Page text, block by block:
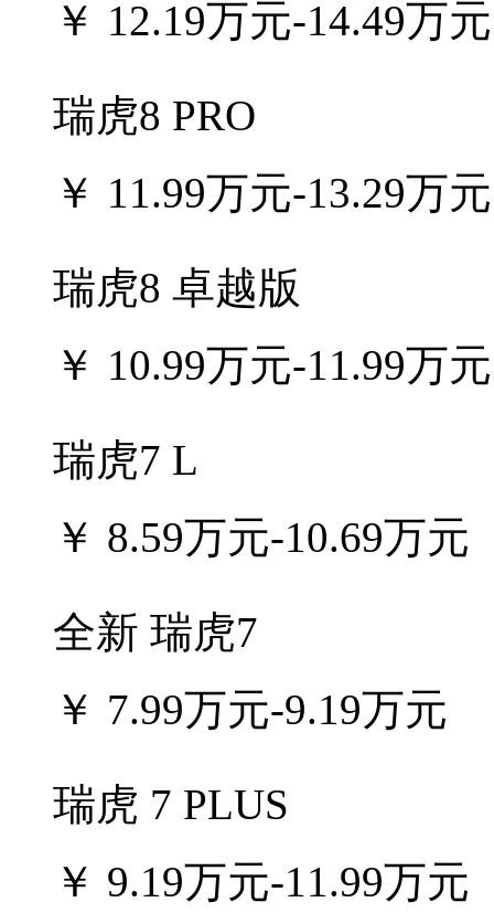
￥ 12.19万元-14.49万元
瑞虎8 PRO
￥ 11.99万元-13.29万元
瑞虎8 卓越版
￥ 10.99万元-11.99万元
瑞虎7 L
￥ 8.59万元-10.69万元
全新 瑞虎7
￥ 7.99万元-9.19万元
瑞虎 7 PLUS
￥ 9.19万元-11.99万元